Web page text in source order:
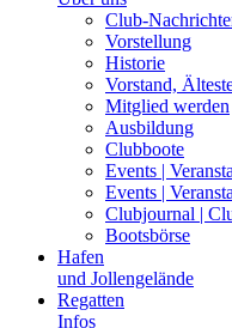
Club-
Vorstellung
Historie
Vorstand,
Mitglied werden
Ausbildung
Clubboote
Events |
Events |
Clubjournal |
Bootsbörse
Hafen
und Jollengelände
Regatten
Infos